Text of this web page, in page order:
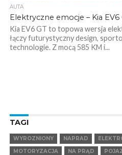
AUTA
Elektryczne emocje – Kia EV6
Kia EV6 GT to topowa wersja
łączy futurystyczny design,
technologie. Z mocą 585 KM i...
TAGI
WYROZNIONY NAPRAD
MOTORYZACJA
NA PRĄD